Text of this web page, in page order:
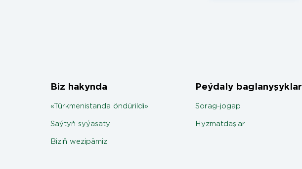
Biz hakynda
«Türkmenistanda öndürildi»
Saýtyň syýasaty
Biziň wezipämiz
Peýdaly baglanyşyklar
Sorag-jogap
Hyzmatdaşlar